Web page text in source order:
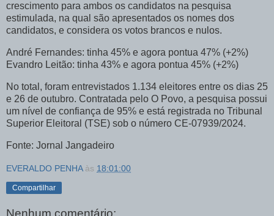
crescimento para ambos os candidatos na pesquisa
estimulada, na qual são apresentados os nomes dos
candidatos, e considera os votos brancos e nulos.
André Fernandes: tinha 45% e agora pontua 47% (+2%)
Evandro Leitão: tinha 43% e agora pontua 45% (+2%)
No total, foram entrevistados 1.134 eleitores entre os dias 25
e 26 de outubro. Contratada pelo O Povo, a pesquisa possui
um nível de confiança de 95% e está registrada no Tribunal
Superior Eleitoral (TSE) sob o número CE-07939/2024.
Fonte: Jornal Jangadeiro
EVERALDO PENHA às 18:01:00
Compartilhar